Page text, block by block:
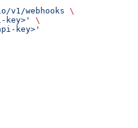
webhooks \
key>'
\
key>'